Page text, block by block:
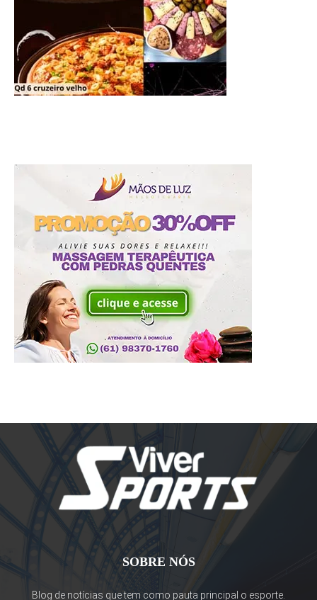
SOBRE NÓS
Blog de notícias que tem como pauta principal o esporte.